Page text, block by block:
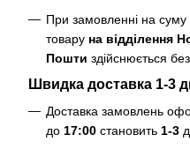
При замовленні на суму
товару на відділення
Пошти здійснюється
Швидка доставка 1-3
Доставка замовлень
до 17:00 становить 1-3